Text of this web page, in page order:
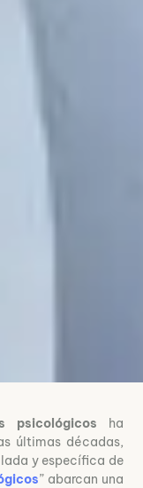
psicológicos ha
últimas décadas,
y específica de
” abarcan una